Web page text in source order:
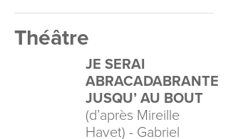
Théâtre
JE SERAI
ABRACADABRANTE
JUSQU’ AU BOUT
(d’après Mireille
Havet) - Gabriel